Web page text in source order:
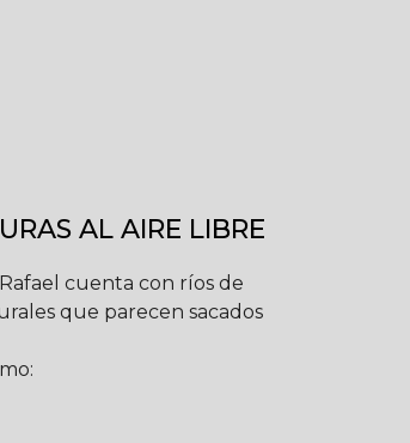
AL AIRE LIBRE
cuenta con ríos de
que parecen sacados